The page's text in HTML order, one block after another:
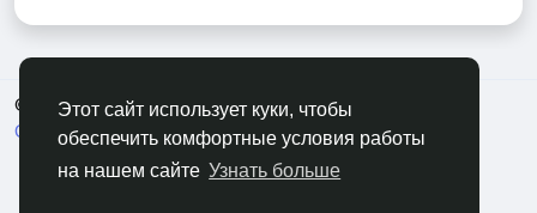
Этот сайт использует куки, чтобы
обеспечить комфортные условия работы
на нашем сайте Узнать больше
© 2026 Evangetic HUB
Russian
О нас Условия использования Конфиденциальность
Свяжитесь с нами
Каталог